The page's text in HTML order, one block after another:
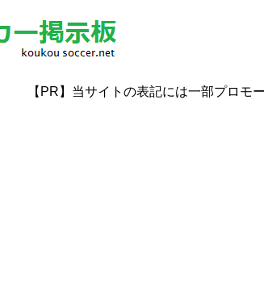
【PR】当サイトの表記には一部プロモ